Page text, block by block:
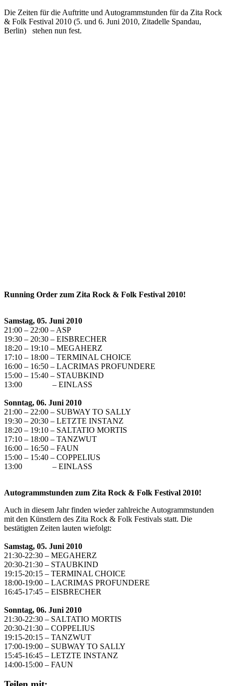
Die Zeiten für die Auftritte und Autogrammstunden für da Zita Rock
& Folk Festival 2010 (5. und 6. Juni 2010, Zitadelle Spandau,
Berlin) stehen nun fest.
Running Order zum Zita Rock & Folk Festival 2010!
Samstag, 05. Juni 2010
21:00 – 22:00 – ASP
19:30 – 20:30 – EISBRECHER
18:20 – 19:10 – MEGAHERZ
17:10 – 18:00 – TERMINAL CHOICE
16:00 – 16:50 – LACRIMAS PROFUNDERE
15:00 – 15:40 – STAUBKIND
13:00 – EINLASS
Sonntag, 06. Juni 2010
21:00 – 22:00 – SUBWAY TO SALLY
19:30 – 20:30 – LETZTE INSTANZ
18:20 – 19:10 – SALTATIO MORTIS
17:10 – 18:00 – TANZWUT
16:00 – 16:50 – FAUN
15:00 – 15:40 – COPPELIUS
13:00 – EINLASS
Autogrammstunden zum Zita Rock & Folk Festival 2010!
Auch in diesem Jahr finden wieder zahlreiche Autogrammstunden
mit den Künstlern des Zita Rock & Folk Festivals statt. Die
bestätigten Zeiten lauten wiefolgt:
Samstag, 05. Juni 2010
21:30-22:30 – MEGAHERZ
20:30-21:30 – STAUBKIND
19:15-20:15 – TERMINAL CHOICE
18:00-19:00 – LACRIMAS PROFUNDERE
16:45-17:45 – EISBRECHER
Sonntag, 06. Juni 2010
21:30-22:30 – SALTATIO MORTIS
20:30-21:30 – COPPELIUS
19:15-20:15 – TANZWUT
17:00-19:00 – SUBWAY TO SALLY
15:45-16:45 – LETZTE INSTANZ
14:00-15:00 – FAUN